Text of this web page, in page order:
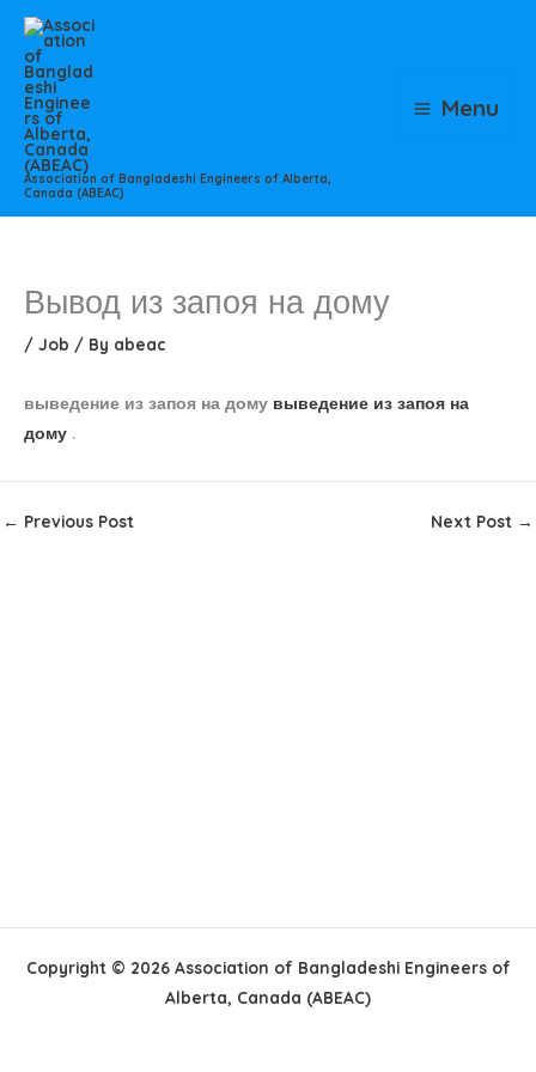
Skip
content
Association of Bangladeshi Engineers of Alberta,
Canada (ABEAC)
Menu
Вывод из запоя на дому
/ Job / By abeac
выведение из запоя на дому выведение из запоя на
дому .
← Previous Post Next Post →
Copyright © 2026 Association of Bangladeshi Engineers of
Alberta, Canada (ABEAC)